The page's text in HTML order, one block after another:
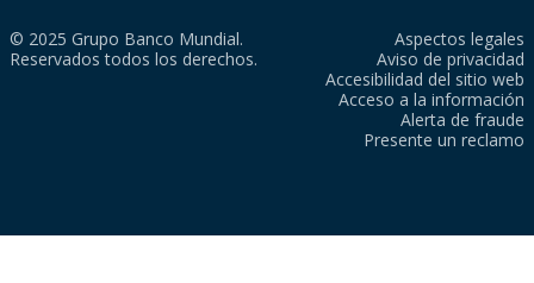
© 2025 Grupo Banco Mundial.
Reservados todos los derechos.
Aspectos legales
Aviso de privacidad
Accesibilidad del sitio web
Acceso a la información
Alerta de fraude
Presente un reclamo